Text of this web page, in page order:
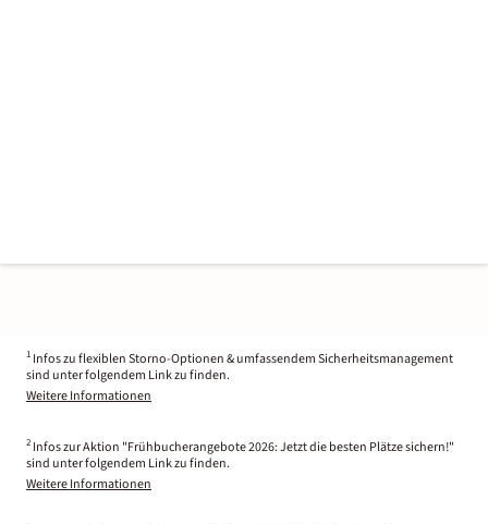
1 Infos zu flexiblen Storno-Optionen & umfassendem Sicherheitsmanagement
sind unter folgendem Link zu finden.
Weitere Informationen
2 Infos zur Aktion "Frühbucherangebote 2026: Jetzt die besten Plätze sichern!"
sind unter folgendem Link zu finden.
Weitere Informationen